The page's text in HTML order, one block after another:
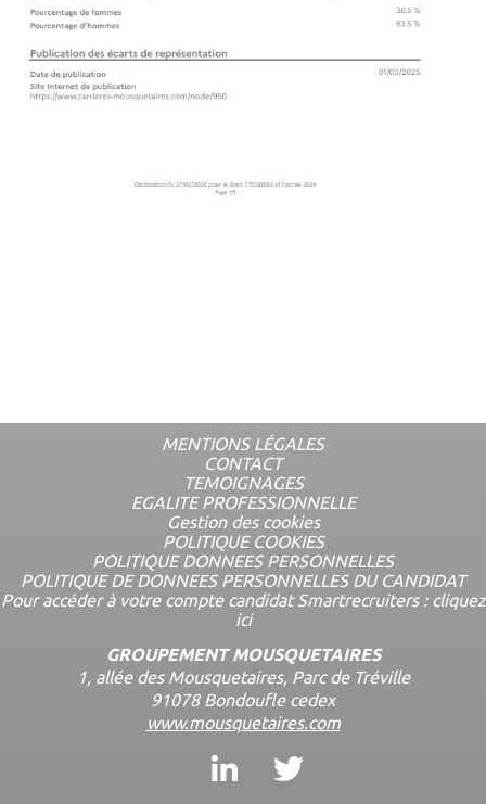
complémentaire
MENTIONS LÉGALES
CONTACT
TEMOIGNAGES
EGALITE PROFESSIONNELLE
Gestion des cookies
POLITIQUE COOKIES
POLITIQUE DONNEES PERSONNELLES
POLITIQUE DE DONNEES PERSONNELLES DU CANDIDAT
Pour accéder à votre compte candidat Smartrecruiters : cliquez
ici
GROUPEMENT MOUSQUETAIRES
1, allée des Mousquetaires, Parc de Tréville
91078 Bondoufle cedex
www.mousquetaires.com